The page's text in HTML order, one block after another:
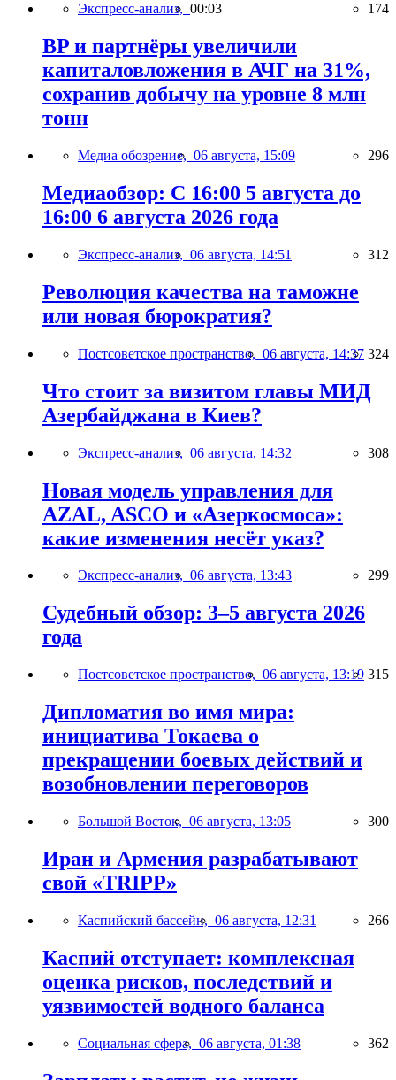
Экспресс-анализ, 00:03 174
BP и партнёры увеличили
капиталовложения в АЧГ на 31%,
сохранив добычу на уровне 8 млн
тонн
Медиа обозрение, 06 августа, 15:09 296
Медиаобзор: С 16:00 5 августа до
16:00 6 августа 2026 года
Экспресс-анализ, 06 августа, 14:51 312
Революция качества на таможне
или новая бюрократия?
Постсоветское пространство, 06 августа, 14:37 324
Что стоит за визитом главы МИД
Азербайджана в Киев?
Экспресс-анализ, 06 августа, 14:32 308
Новая модель управления для
AZAL, ASCO и «Азеркосмоса»:
какие изменения несёт указ?
Экспресс-анализ, 06 августа, 13:43 299
Судебный обзор: 3–5 августа 2026
года
Постсоветское пространство, 06 августа, 13:19 315
Дипломатия во имя мира:
инициатива Токаева о
прекращении боевых действий и
возобновлении переговоров
Большой Восток, 06 августа, 13:05 300
Иран и Армения разрабатывают
свой «TRIPP»
Каспийский бассейн, 06 августа, 12:31 266
Каспий отступает: комплексная
оценка рисков, последствий и
уязвимостей водного баланса
Социальная сфера, 06 августа, 01:38 362